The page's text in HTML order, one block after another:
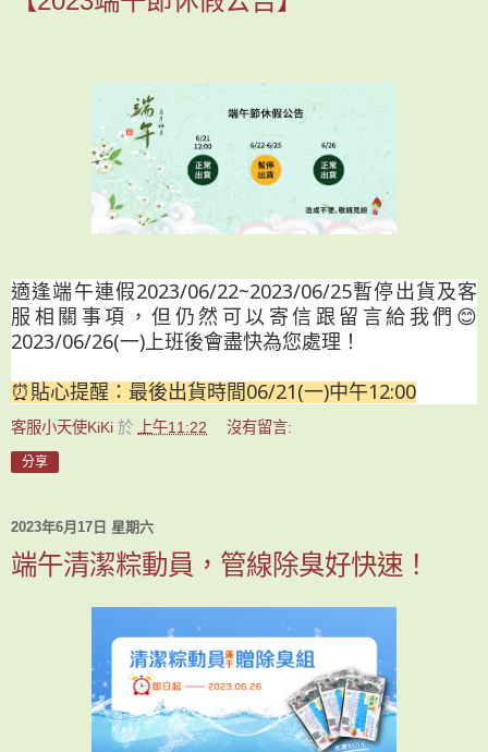
適逢端午連假2023/06/22~2023/06/25暫停出貨及客
服相關事項，但仍然可以寄信跟留言給我們😊
2023/06/26(一)上班後會盡快為您處理！
⏰貼心提醒：最後出貨時間06/21(一)中午12:00
客服小天使KiKi 於 上午11:22 沒有留言:
分享
2023年6月17日 星期六
端午清潔粽動員，管線除臭好快速！